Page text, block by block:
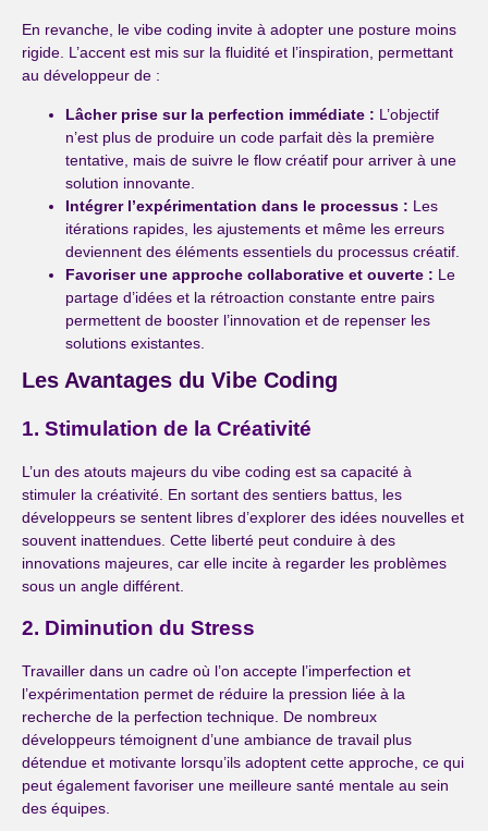
En revanche, le vibe coding invite à adopter une posture moins
rigide. L’accent est mis sur la fluidité et l’inspiration, permettant
au développeur de :
Lâcher prise sur la perfection immédiate : L’objectif
n’est plus de produire un code parfait dès la première
tentative, mais de suivre le flow créatif pour arriver à une
solution innovante.
Intégrer l’expérimentation dans le processus : Les
itérations rapides, les ajustements et même les erreurs
deviennent des éléments essentiels du processus créatif.
Favoriser une approche collaborative et ouverte : Le
partage d’idées et la rétroaction constante entre pairs
permettent de booster l’innovation et de repenser les
solutions existantes.
Les Avantages du Vibe Coding
1. Stimulation de la Créativité
L’un des atouts majeurs du vibe coding est sa capacité à
stimuler la créativité. En sortant des sentiers battus, les
développeurs se sentent libres d’explorer des idées nouvelles et
souvent inattendues. Cette liberté peut conduire à des
innovations majeures, car elle incite à regarder les problèmes
sous un angle différent.
2. Diminution du Stress
Travailler dans un cadre où l’on accepte l’imperfection et
l’expérimentation permet de réduire la pression liée à la
recherche de la perfection technique. De nombreux
développeurs témoignent d’une ambiance de travail plus
détendue et motivante lorsqu’ils adoptent cette approche, ce qui
peut également favoriser une meilleure santé mentale au sein
des équipes.